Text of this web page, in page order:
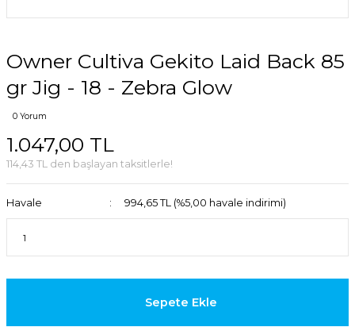
Owner Cultiva Gekito Laid Back 85
gr Jig - 18 - Zebra Glow
0 Yorum
1.047,00 TL
114,43 TL den başlayan taksitlerle!
Havale 994,65 TL (%5,00 havale indirimi)
Sepete Ekle